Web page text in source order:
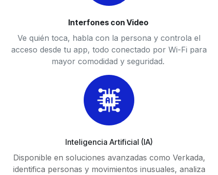
Interfones con Video
Ve quién toca, habla con la persona y controla el
acceso desde tu app, todo conectado por Wi-Fi para
mayor comodidad y seguridad.​
Inteligencia Artificial (IA)
Disponible en soluciones avanzadas como Verkada,
identifica personas y movimientos inusuales, analiza